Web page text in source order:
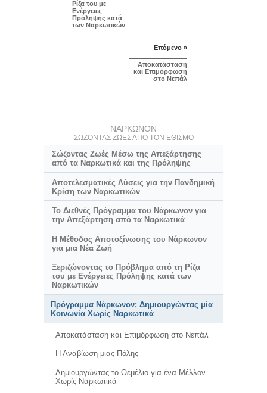
Ρίζα του με
Ενέργειες
Πρόληψης κατά
των Ναρκωτικών
Επόμενο »
Αποκατάσταση
και Επιμόρφωση
στο Νεπάλ
ΝΑΡΚΩΝΟΝ
ΣΩΖΟΝΤΑΣ ΖΩΕΣ ΑΠΟ ΤΟΝ ΕΘΙΣΜΟ
Σώζοντας Ζωές Μέσω της Απεξάρτησης
από τα Ναρκωτικά και της Πρόληψης
Αποτελεσματικές Λύσεις για την Πανδημική
Κρίση των Ναρκωτικών
Το Διεθνές Πρόγραμμα του Νάρκωνον για
την Απεξάρτηση από τα Ναρκωτικά
Η Μέθοδος Αποτοξίνωσης του Νάρκωνον
για μια Νέα Ζωή
Ξεριζώνοντας το Πρόβλημα από τη Ρίζα
του με Ενέργειες Πρόληψης κατά των
Ναρκωτικών
Πρόγραμμα Νάρκωνον: Δημιουργώντας μία
Κοινωνία Χωρίς Ναρκωτικά
Αποκατάσταση και Επιμόρφωση στο Νεπάλ
Η Αναβίωση μιας Πόλης
Δημιουργώντας το Θεμέλιο για ένα Μέλλον
Χωρίς Ναρκωτικά